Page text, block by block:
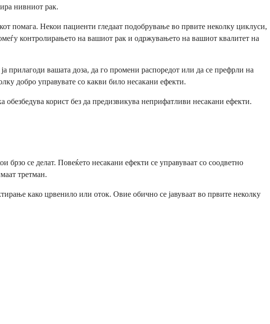
нивниот рак.
помага. Некои пациенти гледаат подобрување во првите неколку циклуси,
контролирањето на вашиот рак и одржувањето на вашиот квалитет на
прилагоди вашата доза, да го промени распоредот или да се префрли на
добро управувате со какви било несакани ефекти.
обезбедува корист без да предизвикува неприфатливи несакани ефекти.
се делат. Повеќето несакани ефекти се управуваат со соодветно
третман.
како црвенило или оток. Овие обично се јавуваат во првите неколку